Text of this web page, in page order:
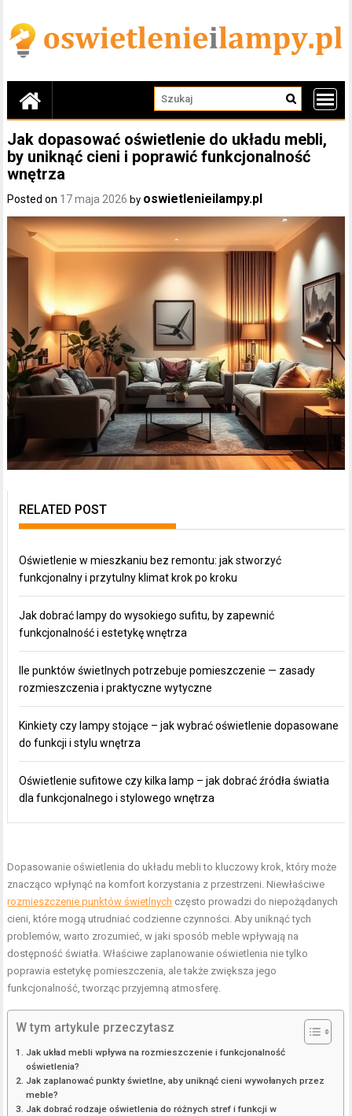
content
Jak dopasować oświetlenie do układu mebli,
by uniknąć cieni i poprawić funkcjonalność
wnętrza
Posted on 17 maja 2026 by oswietlenieilampy.pl
RELATED POST
Oświetlenie w mieszkaniu bez remontu: jak stworzyć
funkcjonalny i przytulny klimat krok po kroku
Jak dobrać lampy do wysokiego sufitu, by zapewnić
funkcjonalność i estetykę wnętrza
Ile punktów świetlnych potrzebuje pomieszczenie — zasady
rozmieszczenia i praktyczne wytyczne
Kinkiety czy lampy stojące – jak wybrać oświetlenie dopasowane
do funkcji i stylu wnętrza
Oświetlenie sufitowe czy kilka lamp – jak dobrać źródła światła
dla funkcjonalnego i stylowego wnętrza
Dopasowanie oświetlenia do układu mebli to kluczowy krok, który może
znacząco wpłynąć na komfort korzystania z przestrzeni. Niewłaściwe
rozmieszczenie punktów świetlnych często prowadzi do niepożądanych
cieni, które mogą utrudniać codzienne czynności. Aby uniknąć tych
problemów, warto zrozumieć, w jaki sposób meble wpływają na
dostępność światła. Właściwe zaplanowanie oświetlenia nie tylko
poprawia estetykę pomieszczenia, ale także zwiększa jego
funkcjonalność, tworząc przyjemną atmosferę.
W tym artykule przeczytasz
Jak układ mebli wpływa na rozmieszczenie i funkcjonalność
oświetlenia?
Jak zaplanować punkty świetlne, aby uniknąć cieni wywołanych przez
meble?
Jak dobrać rodzaje oświetlenia do różnych stref i funkcji w